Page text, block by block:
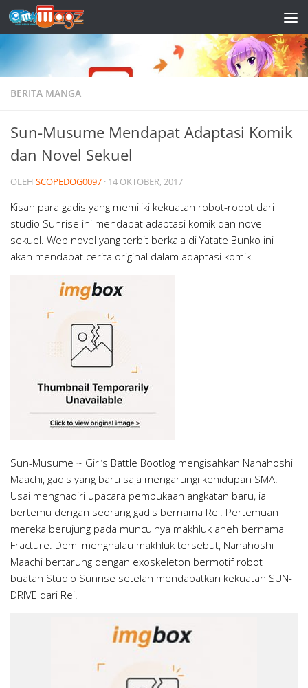
Skip to content
BERITA MANGA
Sun-Musume Mendapat Adaptasi Komik
dan Novel Sekuel
OLEH SCOPEDOG0097 · 14 OKTOBER, 2017
Kisah para gadis yang memiliki kekuatan robot-robot dari
studio Sunrise ini mendapat adaptasi komik dan novel
sekuel. Web novel yang terbit berkala di Yatate Bunko ini
akan mendapat cerita original dalam adaptasi komik.
Sun-Musume ~ Girl’s Battle Bootlog mengisahkan Nanahoshi
Maachi, gadis yang baru saja mengarungi kehidupan SMA.
Usai menghadiri upacara pembukaan angkatan baru, ia
bertemu dengan seorang gadis bernama Rei. Pertemuan
mereka berujung pada munculnya makhluk aneh bernama
Fracture. Demi menghalau makhluk tersebut, Nanahoshi
Maachi bertarung dengan exoskeleton bermotif robot
buatan Studio Sunrise setelah mendapatkan kekuatan SUN-
DRIVE dari Rei.